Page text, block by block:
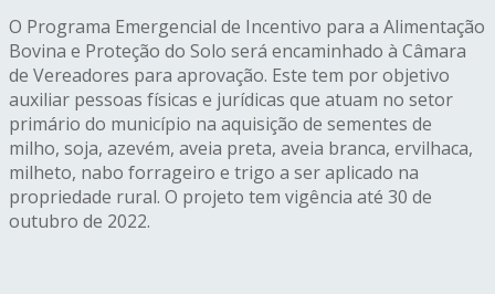
O Programa Emergencial de Incentivo para a Alimentação
Bovina e Proteção do Solo será encaminhado à Câmara
de Vereadores para aprovação. Este tem por objetivo
auxiliar pessoas físicas e jurídicas que atuam no setor
primário do município na aquisição de sementes de
milho, soja, azevém, aveia preta, aveia branca, ervilhaca,
milheto, nabo forrageiro e trigo a ser aplicado na
propriedade rural. O projeto tem vigência até 30 de
outubro de 2022.